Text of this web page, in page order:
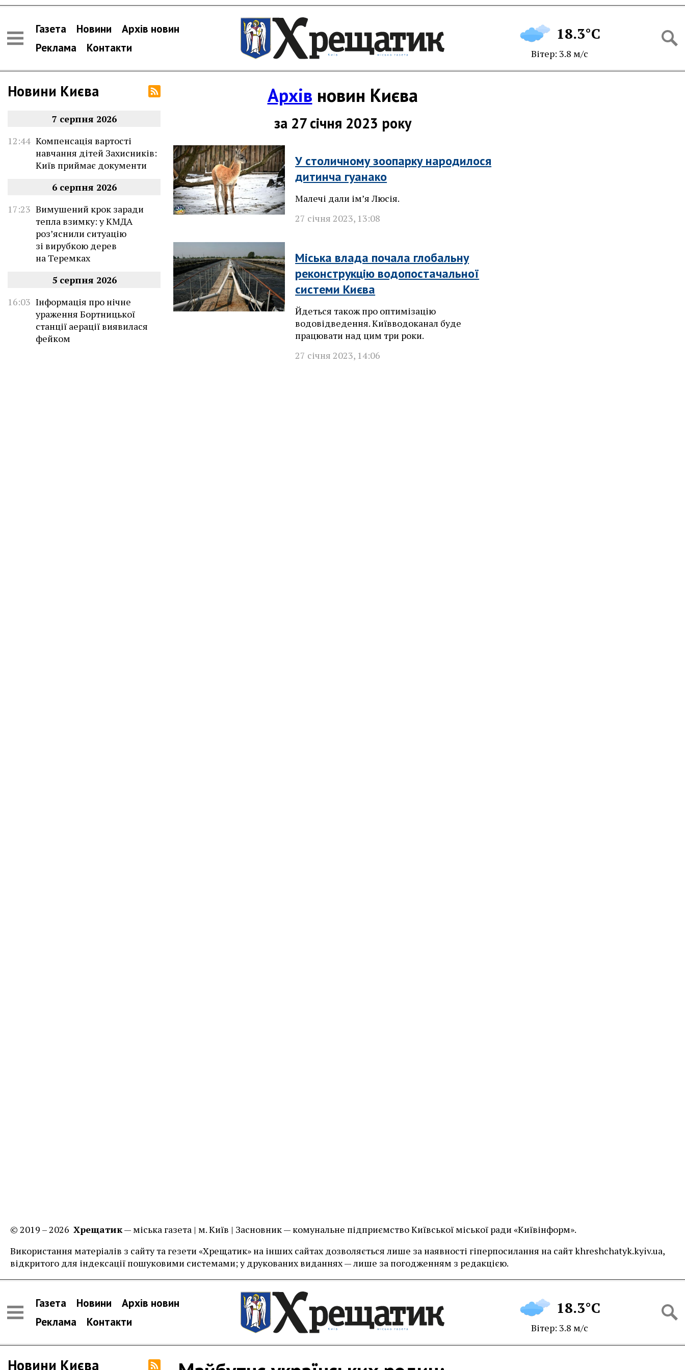
Газета Новини
Архів новин
Реклама
Контакти
18.3°C
Вітер: 3.8 м/с
Новини Києва
7 серпня 2026
12:44 Компенсація вартості
навчання дітей Захисників:
Київ приймає документи
6 серпня 2026
17:23 Вимушений крок заради
тепла взимку: у КМДА
роз’яснили ситуацію
зі вирубкою дерев
на Теремках
5 серпня 2026
16:03 Інформація про нічне
ураження Бортницької
станції аерації виявилася
фейком
Архів новин Києва
за 27 січня 2023 року
У столичному зоопарку народилося
дитинча гуанако
Малечі дали ім’я Люсія.
27 січня 2023, 13:08
Міська влада почала глобальну
реконструкцію водопостачальної
системи Києва
Йдеться також про оптимізацію
водовідведення. Київводоканал буде
працювати над цим три роки.
27 січня 2023, 14:06
© 2019 – 2026 Хрещатик— міська газета | м. Київ | Засновник — комунальне підприємство Київської міської ради «Київінформ».
Використання матеріалів з сайту та гезети «Хрещатик» на інших сайтах дозволяється лише за наявності гіперпосилання на сайт khreshchatyk.kyiv.ua,
відкритого для індексації пошуковими системами; у друкованих виданнях — лише за погодженням з редакцією.
Газета Новини
Архів новин
Реклама
Контакти
18.3°C
Вітер: 3.8 м/с
Новини Києва